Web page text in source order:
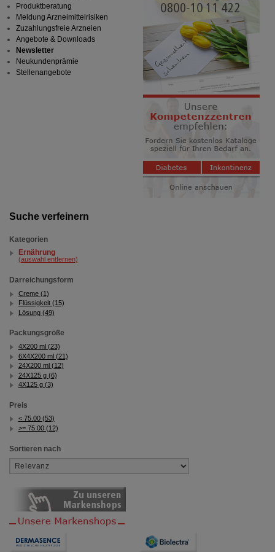
Suche verfeinern
Kategorien
Ernährung
(auswahl entfernen)
Darreichungsform
Creme (1)
Flüssigkeit (15)
Lösung (49)
Packungsgröße
4X200 ml (23)
6X4X200 ml (21)
24X200 ml (12)
24X125 g (6)
4X125 g (3)
Preis
< 75.00 (53)
>= 75.00 (12)
Sortieren nach
Produktberatung
Meldung Arzneimittelrisiken
Zuzahlungsfreie Arzneien
Angebote & Downloads
Newsletter
Neukundenprämie
Stellenangebote